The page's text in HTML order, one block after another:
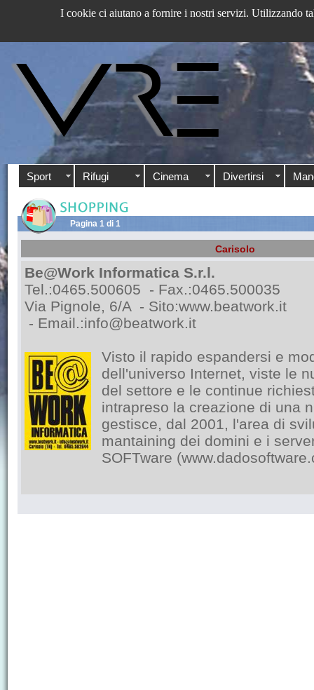
Sport Rifugi Cinema Divertirsi
Pagina 1 di 1
Carisolo
Be@Work Informatica S.r.l.
Tel.:0465.500605 - Fax.:0465.500035
Via Pignole, 6/A - Sito:www.beatwork.it
- Email.:info@beatwork.it
Visto il rapido espandersi e
dell'universo Internet, viste le
del settore e le continue
intrapreso la creazione di una
gestisce, dal 2001, l'area di
mantaining dei domini e i
SOFTware
I cookie ci aiutano a fornire i nostri servizi. Utilizzando